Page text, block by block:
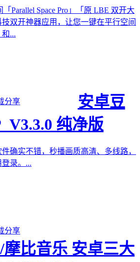
Parallel Space Pro」「原 LBE 双开大
双开神器应用，让您一键在平行空间
...
分享
安卓豆
纯净版
确实不错，秒播画质高清、多线路，
录。...
分享
比音乐 安卓三大